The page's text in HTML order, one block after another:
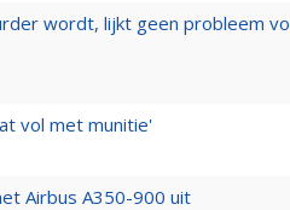
wordt, lijkt geen probleem
vol met munitie'
Airbus A350-900 uit